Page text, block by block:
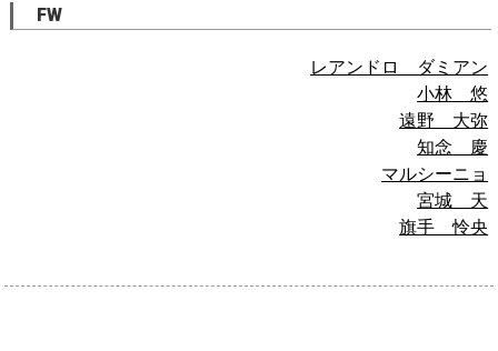
FW
レアンドロ ダミアン
小林 悠
遠野 大弥
知念 慶
マルシーニョ
宮城 天
旗手 怜央